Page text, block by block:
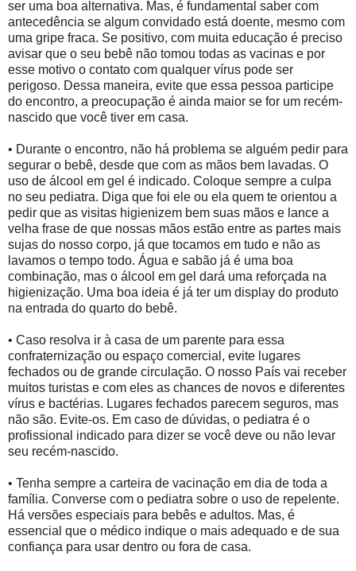
ser uma boa alternativa. Mas, é fundamental saber com
antecedência se algum convidado está doente, mesmo com
uma gripe fraca. Se positivo, com muita educação é preciso
avisar que o seu bebê não tomou todas as vacinas e por
esse motivo o contato com qualquer vírus pode ser
perigoso. Dessa maneira, evite que essa pessoa participe
do encontro, a preocupação é ainda maior se for um recém-
nascido que você tiver em casa.
• Durante o encontro, não há problema se alguém pedir para
segurar o bebê, desde que com as mãos bem lavadas. O
uso de álcool em gel é indicado. Coloque sempre a culpa
no seu pediatra. Diga que foi ele ou ela quem te orientou a
pedir que as visitas higienizem bem suas mãos e lance a
velha frase de que nossas mãos estão entre as partes mais
sujas do nosso corpo, já que tocamos em tudo e não as
lavamos o tempo todo. Água e sabão já é uma boa
combinação, mas o álcool em gel dará uma reforçada na
higienização. Uma boa ideia é já ter um display do produto
na entrada do quarto do bebê.
• Caso resolva ir à casa de um parente para essa
confraternização ou espaço comercial, evite lugares
fechados ou de grande circulação. O nosso País vai receber
muitos turistas e com eles as chances de novos e diferentes
vírus e bactérias. Lugares fechados parecem seguros, mas
não são. Evite-os. Em caso de dúvidas, o pediatra é o
profissional indicado para dizer se você deve ou não levar
seu recém-nascido.
• Tenha sempre a carteira de vacinação em dia de toda a
família. Converse com o pediatra sobre o uso de repelente.
Há versões especiais para bebês e adultos. Mas, é
essencial que o médico indique o mais adequado e de sua
confiança para usar dentro ou fora de casa.